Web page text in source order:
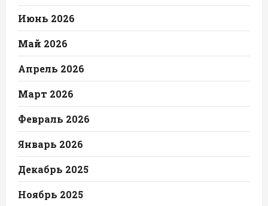
Июнь 2026
Май 2026
Апрель 2026
Март 2026
Февраль 2026
Январь 2026
Декабрь 2025
Ноябрь 2025